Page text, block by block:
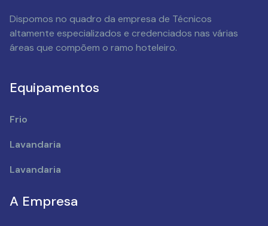
Dispomos no quadro da empresa de Técnicos
altamente especializados e credenciados nas várias
áreas que compõem o ramo hoteleiro.
Equipamentos
Frio
Lavandaria
Lavandaria
A Empresa